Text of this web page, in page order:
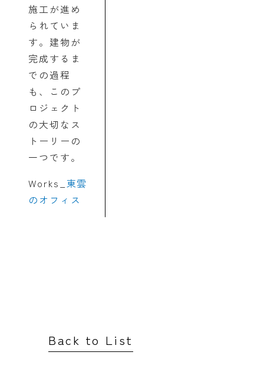
施工が進め
られていま
す。建物が
完成するま
での過程
も、このプ
ロジェクト
の大切なス
トーリーの
一つです。
Works_ 東雲
のオフィス
Back to List